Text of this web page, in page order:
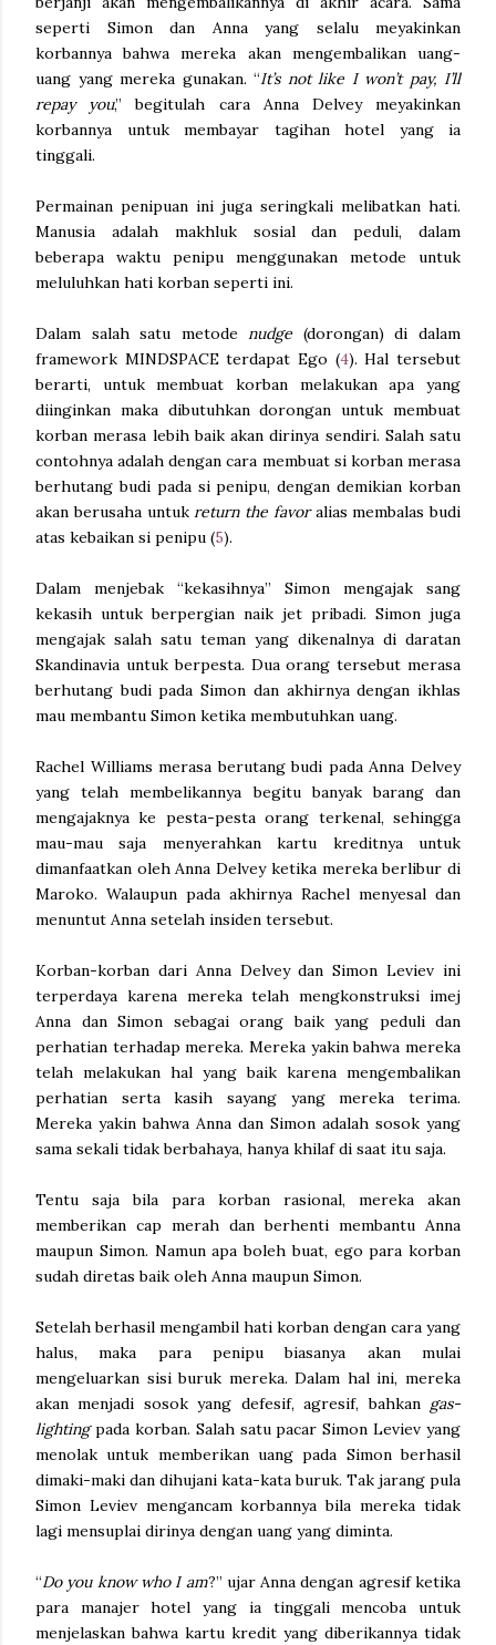
seperti Simon dan Anna yang selalu meyakinkan
korbannya bahwa mereka akan mengembalikan uang-
uang yang mereka gunakan. “It’s not like I won’t pay, I’ll
repay you,” begitulah cara Anna Delvey meyakinkan
korbannya untuk membayar tagihan hotel yang ia
tinggali.
Permainan penipuan ini juga seringkali melibatkan hati.
Manusia adalah makhluk sosial dan peduli, dalam
beberapa waktu penipu menggunakan metode untuk
meluluhkan hati korban seperti ini.
Dalam salah satu metodenudge (dorongan) di dalam
framework MINDSPACE terdapat Ego (4). Hal tersebut
berarti, untuk membuat korban melakukan apa yang
diinginkan maka dibutuhkan dorongan untuk membuat
korban merasa lebih baik akan dirinya sendiri. Salah satu
contohnya adalah dengan cara membuat si korban merasa
berhutang budi pada si penipu, dengan demikian korban
akan berusaha untukreturn the favoralias membalas budi
atas kebaikan si penipu (5).
Dalam menjebak “kekasihnya” Simon mengajak sang
kekasih untuk berpergian naik jet pribadi. Simon juga
mengajak salah satu teman yang dikenalnya di daratan
Skandinavia untuk berpesta. Dua orang tersebut merasa
berhutang budi pada Simon dan akhirnya dengan ikhlas
mau membantu Simon ketika membutuhkan uang.
Rachel Williams merasa berutang budi pada Anna Delvey
yang telah membelikannya begitu banyak barang dan
mengajaknya ke pesta-pesta orang terkenal, sehingga
mau-mau saja menyerahkan kartu kreditnya untuk
dimanfaatkan oleh Anna Delvey ketika mereka berlibur di
Maroko. Walaupun pada akhirnya Rachel menyesal dan
menuntut Anna setelah insiden tersebut.
Korban-korban dari Anna Delvey dan Simon Leviev ini
terperdaya karena mereka telah mengkonstruksi imej
Anna dan Simon sebagai orang baik yang peduli dan
perhatian terhadap mereka. Mereka yakin bahwa mereka
telah melakukan hal yang baik karena mengembalikan
perhatian serta kasih sayang yang mereka terima.
Mereka yakin bahwa Anna dan Simon adalah sosok yang
sama sekali tidak berbahaya, hanya khilaf di saat itu saja.
Tentu saja bila para korban rasional, mereka akan
memberikan cap merah dan berhenti membantu Anna
maupun Simon. Namun apa boleh buat, ego para korban
sudah diretas baik oleh Anna maupun Simon.
Setelah berhasil mengambil hati korban dengan cara yang
halus, maka para penipu biasanya akan mulai
mengeluarkan sisi buruk mereka. Dalam hal ini, mereka
akan menjadi sosok yang defesif, agresif, bahkan gas-
lightingpada korban. Salah satu pacar Simon Leviev yang
menolak untuk memberikan uang pada Simon berhasil
dimaki-maki dan dihujani kata-kata buruk. Tak jarang pula
Simon Leviev mengancam korbannya bila mereka tidak
lagi mensuplai dirinya dengan uang yang diminta.
“Do you know who I am?” ujar Anna dengan agresif ketika
para manajer hotel yang ia tinggali mencoba untuk
menjelaskan bahwa kartu kredit yang diberikannya tidak